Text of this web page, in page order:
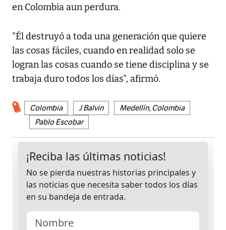
en Colombia aun perdura.
"Él destruyó a toda una generación que quiere
las cosas fáciles, cuando en realidad solo se
logran las cosas cuando se tiene disciplina y se
trabaja duro todos los días", afirmó.
Colombia J Balvin
Medellín, Colombia
Pablo Escobar